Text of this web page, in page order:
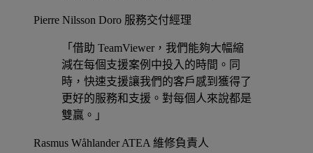
Pierre Nilsson Doro 服務交付經理
「借助 TeamViewer，我們能夠大幅縮
減在每個支援案例中投入的時間。同
時，快速支援讓我們的客戶感到獲得了
更好的服務和支援。對每個人來說都是
雙贏。」
Rasmus Wåhlander ATEA 維修負責人